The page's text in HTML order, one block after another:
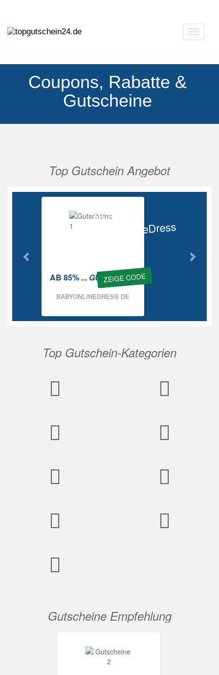
Coupons, Rabatte &
Gutscheine
Top Gutschein Angebot
Ab 85%
BabyOnlineDress
ZEIGE CODE
AB 85% ... GUTSCHEIN
BABYONLINEDRESS DE
Vorherige
Top Gutschein-Kategorien
Gutscheine Empfehlung